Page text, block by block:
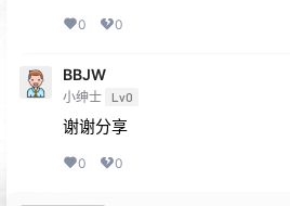
0 0
BBJW
小绅士 Lv0
谢谢分享
0 0